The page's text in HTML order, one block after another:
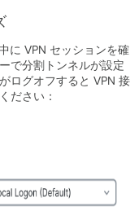
に VPN セッションを確
で分割トンネルが設定
ログオフすると VPN 接
ださい：